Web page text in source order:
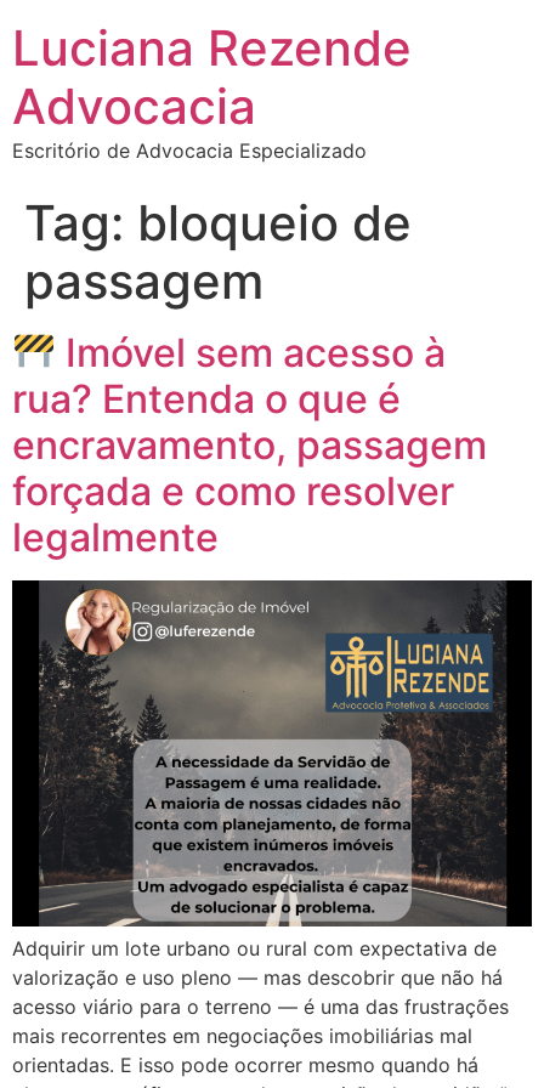
Luciana Rezende
Advocacia
Escritório de Advocacia Especializado
Tag: bloqueio de
passagem
Imóvel sem acesso à
rua? Entenda o que é
encravamento, passagem
forçada e como resolver
legalmente
Adquirir um lote urbano ou rural com expectativa de
valorização e uso pleno — mas descobrir que não há
acesso viário para o terreno — é uma das frustrações
mais recorrentes em negociações imobiliárias mal
orientadas. E isso pode ocorrer mesmo quando há